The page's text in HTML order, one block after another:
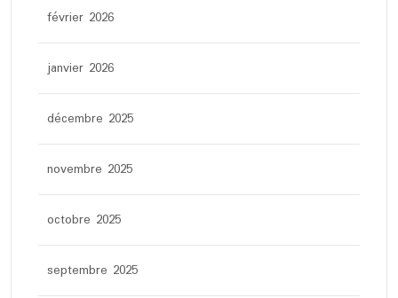
février 2026
janvier 2026
décembre 2025
novembre 2025
octobre 2025
septembre 2025